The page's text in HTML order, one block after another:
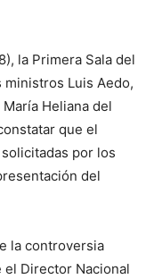
la Primera Sala del
Luis Aedo,
Heliana del
que el
por los
del
la controversia
Director Nacional